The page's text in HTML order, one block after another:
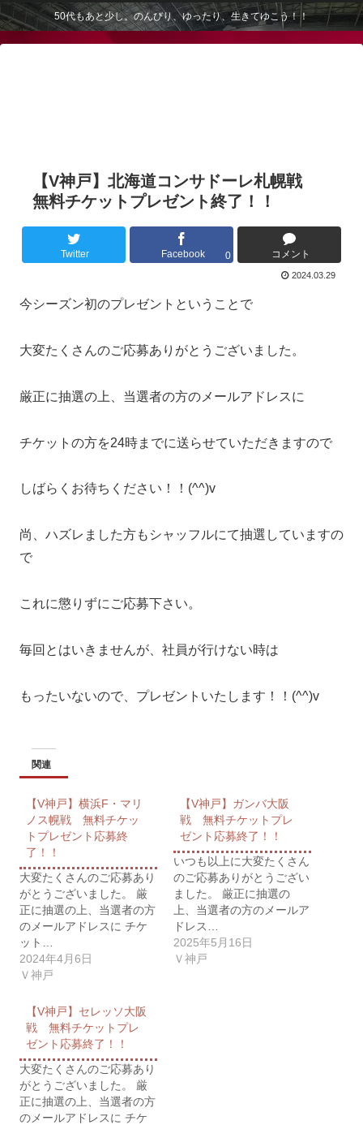
50代もあと少し。のんびり、ゆったり、生きてゆこう！！
【V神戸】北海道コンサドーレ札幌戦
無料チケットプレゼント終了！！
Twitter Facebook 0 コメント
2024.03.29
今シーズン初のプレゼントということで
大変たくさんのご応募ありがとうございました。
厳正に抽選の上、当選者の方のメールアドレスに
チケットの方を24時までに送らせていただきますので
しばらくお待ちください！！(^^)v
尚、ハズレました方もシャッフルにて抽選していますの
で
これに懲りずにご応募下さい。
毎回とはいきませんが、社員が行けない時は
もったいないので、プレゼントいたします！！(^^)v
関連
【V神戸】横浜F・マリ
ノス幌戦 無料チケッ
トプレゼント応募終
了！！
大変たくさんのご応募あり
がとうございました。 厳
正に抽選の上、当選者の方
のメールアドレスに チケ
ット…
2024年4月6日
Ｖ神戸
【V神戸】ガンバ大阪
戦 無料チケットプレ
ゼント応募終了！！
いつも以上に大変たくさん
のご応募ありがとうござい
ました。 厳正に抽選の
上、当選者の方のメールア
ドレス…
2025年5月16日
Ｖ神戸
【V神戸】セレッソ大阪
戦 無料チケットプレ
ゼント応募終了！！
大変たくさんのご応募あり
がとうございました。 厳
正に抽選の上、当選者の方
のメールアドレスに チケ